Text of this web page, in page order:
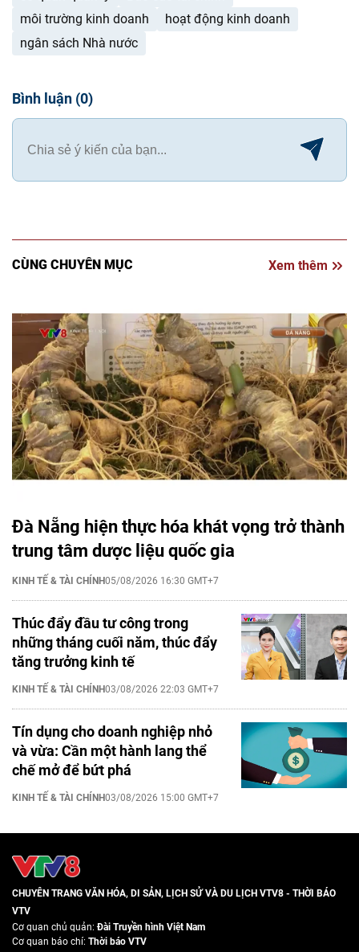
môi trường kinh doanh
hoạt động kinh doanh
ngân sách Nhà nước
Bình luận (0)
CÙNG CHUYÊN MỤC Xem thêm
Đà Nẵng hiện thực hóa khát vọng trở thành
trung tâm dược liệu quốc gia
KINH TẾ & TÀI CHÍNH05/08/2026 16:30 GMT+7
Thúc đẩy đầu tư công trong
những tháng cuối năm, thúc đẩy
tăng trưởng kinh tế
KINH TẾ & TÀI CHÍNH03/08/2026 22:03 GMT+7
Tín dụng cho doanh nghiệp nhỏ
và vừa: Cần một hành lang thể
chế mở để bứt phá
KINH TẾ & TÀI CHÍNH03/08/2026 15:00 GMT+7
CHUYÊN TRANG VĂN HÓA, DI SẢN, LỊCH SỬ VÀ DU LỊCH VTV8 - THỜI BÁO
VTV
Cơ quan chủ quản:Đài Truyền hình Việt Nam
Cơ quan báo chí: Thời báo VTV